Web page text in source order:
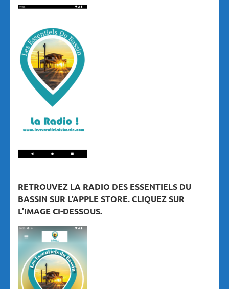
RETROUVEZ LA RADIO DES ESSENTIELS DU
BASSIN SUR L’APPLE STORE. CLIQUEZ SUR
L’IMAGE CI-DESSOUS.